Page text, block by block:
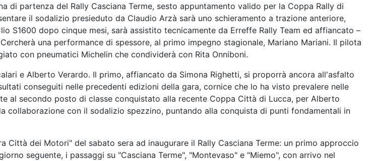
partenza del Rally Casciana Terme, sesto appuntamento valido per la Coppa Rally di
il sodalizio presieduto da Claudio Arzà sarà uno schieramento a trazione anteriore,
S1600 dopo cinque mesi, sarà assistito tecnicamente da Erreffe Rally Team ed affiancato –
una performance di spessore, al primo impegno stagionale, Mariano Mariani. Il pilota
con pneumatici Michelin che condividerà con Rita Onniboni.
e Alberto Verardo. Il primo, affiancato da Simona Righetti, si proporrà ancora all'asfalto
conseguiti nelle precedenti edizioni della gara, cornice che lo ha visto prevalere nelle
al secondo posto di classe conquistato alla recente Coppa Città di Lucca, per Alberto
collaborazione con il sodalizio spezzino, puntando alla conquista di punti fondamentali in
dei Motori" del sabato sera ad inaugurare il Rally Casciana Terme: un primo approccio
seguente, i passaggi su "Casciana Terme", "Montevaso" e "Miemo", con arrivo nel